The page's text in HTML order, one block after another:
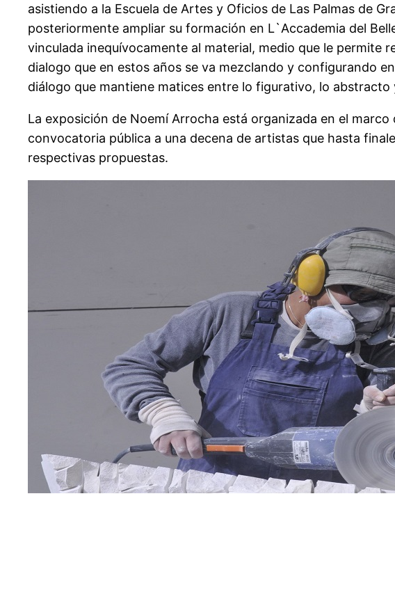
asistiendo a la Escuela de Artes y Oficios de Las Palmas de
posteriormente ampliar su formación en L`Accademia del
vinculada inequívocamente al material, medio que le permite
dialogo que en estos años se va mezclando y configurando
diálogo que mantiene matices entre lo figurativo, lo abstracto
La exposición de Noemí Arrocha está organizada en el
convocatoria pública a una decena de artistas que hasta
respectivas propuestas.